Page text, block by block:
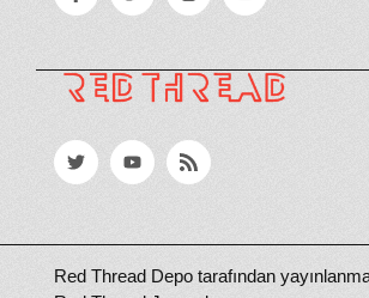
Red Thread Depo tarafından